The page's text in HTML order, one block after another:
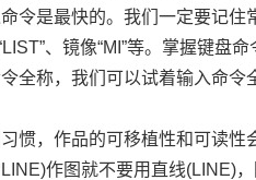
令是最快的。我们一定要记住
LIST”、镜像“MI”等。掌握键盘
全称，我们可以试着输入命令
惯，作品的可移植性和可读性
作图就不要用直线(LINE)